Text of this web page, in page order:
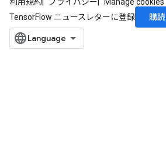
TensorFlow ニュースレターに登録
購読